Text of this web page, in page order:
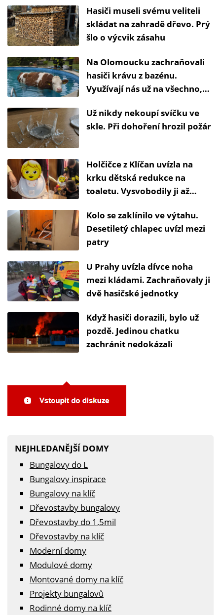
Hasiči museli svému veliteli
skládat na zahradě dřevo. Prý
šlo o výcvik zásahu
Na Olomoucku zachraňovali
hasiči krávu z bazénu.
Využívají nás už na všechno,
Už nikdy nekoupí svíčku ve
skle. Při dohoření hrozil požár
Holčičce z Klíčan uvízla na
krku dětská redukce na
toaletu. Vysvobodily ji až
Kolo se zaklínilo ve výtahu.
Desetiletý chlapec uvízl mezi
patry
U Prahy uvízla dívce noha
mezi kládami. Zachraňovaly ji
dvě hasičské jednotky
Když hasiči dorazili, bylo už
pozdě. Jedinou chatku
zachránit nedokázali
NEJHLEDANĚJŠÍ DOMY
Bungalovy do L
Bungalovy inspirace
Bungalovy na klíč
Dřevostavby bungalovy
Dřevostavby do 1,5mil
Dřevostavby na klíč
Moderní domy
Modulové domy
Montované domy na klíč
Projekty bungalovů
Rodinné domy na klíč